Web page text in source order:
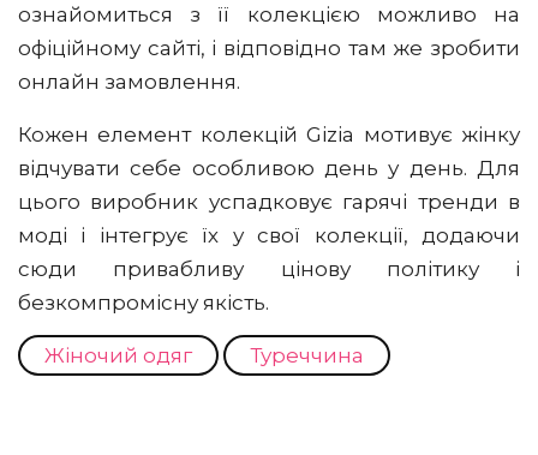
ознайомиться з її колекцією можливо на
офіційному сайті, і відповідно там же зробити
онлайн замовлення.
Кожен елемент колекцій Gizia мотивує жінку
відчувати себе особливою день у день. Для
цього виробник успадковує гарячі тренди в
моді і інтегрує їх у свої колекції, додаючи
сюди привабливу цінову політику і
безкомпромісну якість.
Жіночий одяг Туреччина